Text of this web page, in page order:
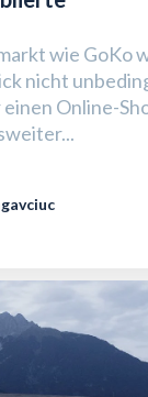
wie GoKo
nicht
Online-